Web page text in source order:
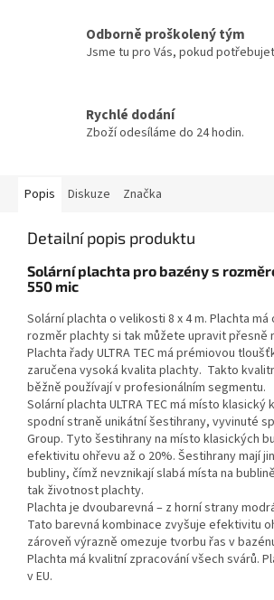
Odborně proškolený tým
Jsme tu pro Vás, pokud
Rychlé dodání
Zboží odesíláme do 24 hodin.
Popis Diskuze Značka
Detailní popis produktu
Solární plachta pro bazény s
550 mic
Solární plachta o velikosti 8 x 4 m. Plachta
rozměr plachty si tak můžete upravit přesně
Plachta řady ULTRA TEC má prémiovou
zaručena vysoká kvalita plachty. Takto
běžně používají v profesionálním segmentu.
Solární plachta ULTRA TEC má místo klasický
spodní straně unikátní šestihrany, vyvinuté
Group. Tyto šestihrany na místo klasických
efektivitu ohřevu až o 20%. Šestihrany mají
bubliny, čímž nevznikají slabá místa na
tak životnost plachty.
Plachta je dvoubarevná – z horní strany
Tato barevná kombinace zvyšuje efektivitu
zároveň výrazně omezuje tvorbu řas v
Plachta má kvalitní zpracování všech svárů.
v EU.